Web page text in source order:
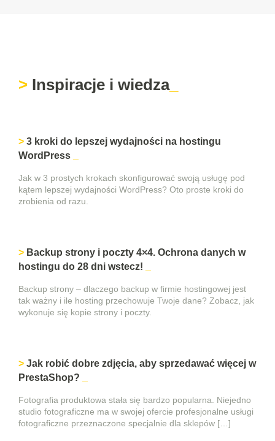
Inspiracje i wiedza
3 kroki do lepszej wydajności na hostingu
WordPress
Jak w 3 prostych krokach skonfigurować swoją usługę pod
kątem lepszej wydajności WordPress? Oto proste kroki do
zrobienia od razu.
Backup strony i poczty 4×4. Ochrona danych w
hostingu do 28 dni wstecz!
Backup strony – dlaczego backup w firmie hostingowej jest
tak ważny i ile hosting przechowuje Twoje dane? Zobacz, jak
wykonuje się kopie strony i poczty.
Jak robić dobre zdjęcia, aby sprzedawać więcej w
PrestaShop?
Fotografia produktowa stała się bardzo popularna. Niejedno
studio fotograficzne ma w swojej ofercie profesjonalne usługi
fotograficzne przeznaczone specjalnie dla sklepów […]